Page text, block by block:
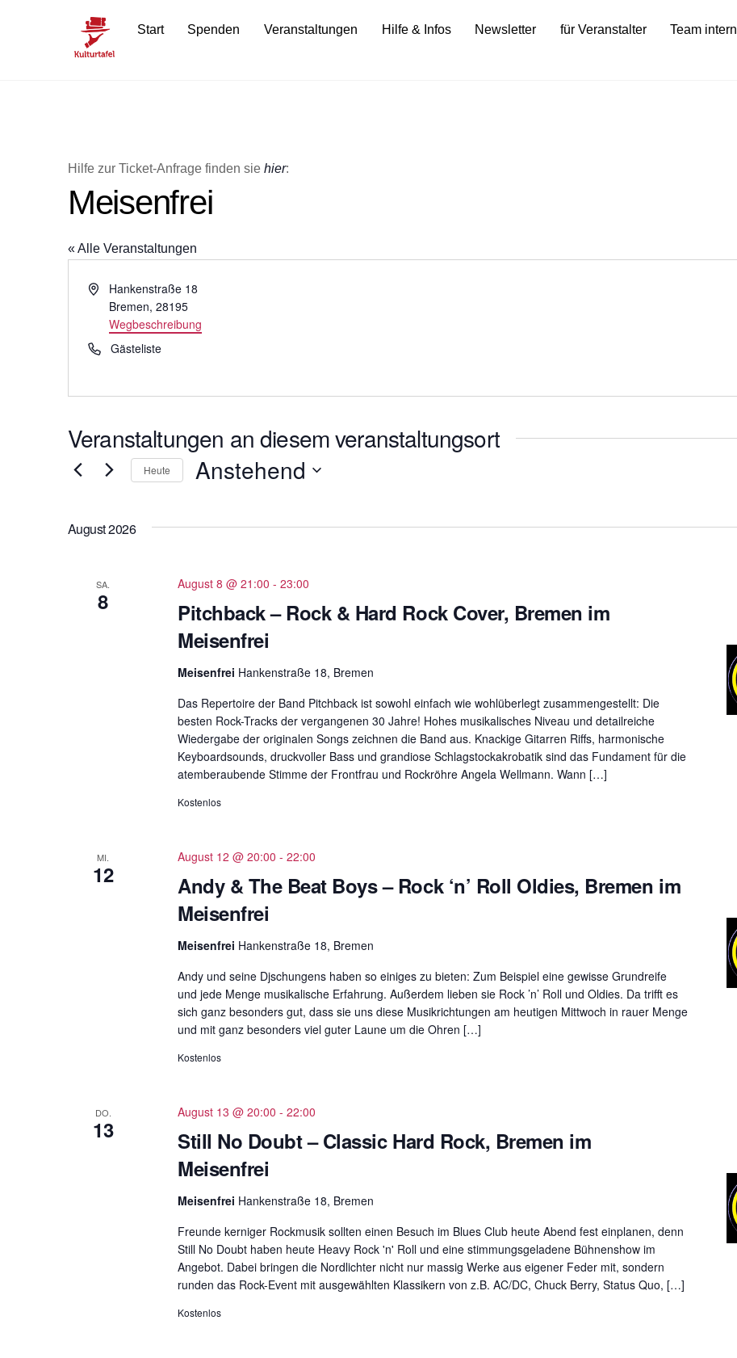
Start Spenden Veranstaltungen Hilfe & Infos Newsletter für Veranstalter Team intern
Hilfe zur Ticket-Anfrage finden sie hier:
Meisenfrei
« Alle Veranstaltungen
A
e
e
Hankenstraße 18
Bremen, 28195
Wegbeschreibung
T
e
o
Gästeliste
Veranstaltungen an diesem veranstaltungsort
Heute Anstehend
m
ä
h
n
.
August 2026
SA.
8
Pitchback – Rock & Hard Rock Cover, Bremen im
Meisenfrei
August 8 @ 21:00 - 23:00
Meisenfrei Hankenstraße 18, Bremen
Das Repertoire der Band Pitchback ist sowohl einfach wie wohlüberlegt zusammengestellt: Die
besten Rock-Tracks der vergangenen 30 Jahre! Hohes musikalisches Niveau und detailreiche
Wiedergabe der originalen Songs zeichnen die Band aus. Knackige Gitarren Riffs, harmonische
Keyboardsounds, druckvoller Bass und grandiose Schlagstockakrobatik sind das Fundament für die
atemberaubende Stimme der Frontfrau und Rockröhre Angela Wellmann. Wann […]
Kostenlos
MI.
12
Andy & The Beat Boys – Rock ‘n’ Roll Oldies, Bremen im
Meisenfrei
August 12 @ 20:00 - 22:00
Meisenfrei Hankenstraße 18, Bremen
Andy und seine Djschungens haben so einiges zu bieten: Zum Beispiel eine gewisse Grundreife
und jede Menge musikalische Erfahrung. Außerdem lieben sie Rock ’n’ Roll und Oldies. Da trifft es
sich ganz besonders gut, dass sie uns diese Musikrichtungen am heutigen Mittwoch in rauer Menge
und mit ganz besonders viel guter Laune um die Ohren […]
Kostenlos
DO.
13
Still No Doubt – Classic Hard Rock, Bremen im
Meisenfrei
August 13 @ 20:00 - 22:00
Meisenfrei Hankenstraße 18, Bremen
Freunde kerniger Rockmusik sollten einen Besuch im Blues Club heute Abend fest einplanen, denn
Still No Doubt haben heute Heavy Rock 'n' Roll und eine stimmungsgeladene Bühnenshow im
Angebot. Dabei bringen die Nordlichter nicht nur massig Werke aus eigener Feder mit, sondern
runden das Rock-Event mit ausgewählten Klassikern von z.B. AC/DC, Chuck Berry, Status Quo, […]
Kostenlos